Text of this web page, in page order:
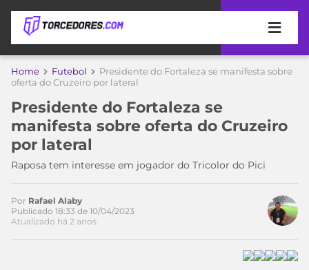
APOSTAS
DE
APOSTA
MELHORES
SITES
DE
APOSTAS
2026
COPA
DO
MUNDO
TIMES
MEU
CAMPEONATOS
Home Futebol
Presidente do Fortaleza se manifesta sobre
oferta do Cruzeiro por lateral
Presidente do Fortaleza se
manifesta sobre oferta do Cruzeiro
por lateral
Raposa tem interesse em jogador do Tricolor do Pici
Acesse o perfil do autor
no Twitter
Por Rafael Alaby
Publicado 18:33 de 10/04/2023
Atualizado há 2 anos